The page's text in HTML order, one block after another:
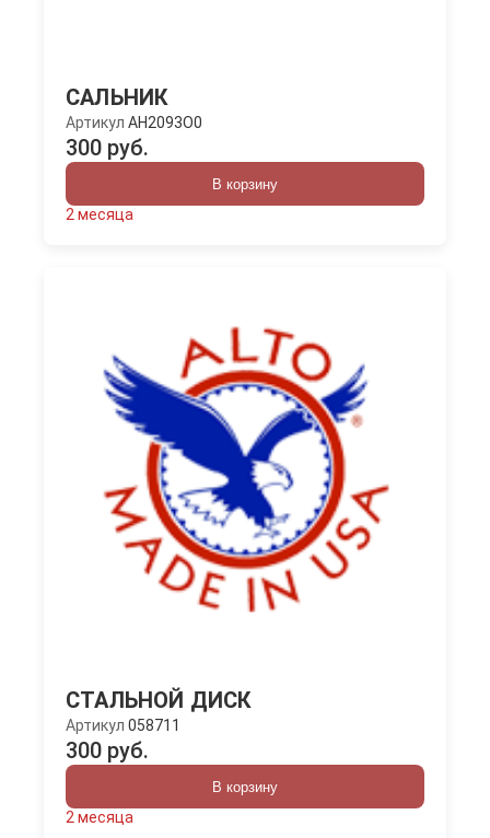
САЛЬНИК
Артикул AH2093O0
300 руб.
В корзину
2 месяца
СТАЛЬНОЙ ДИСК
Артикул 058711
300 руб.
В корзину
2 месяца